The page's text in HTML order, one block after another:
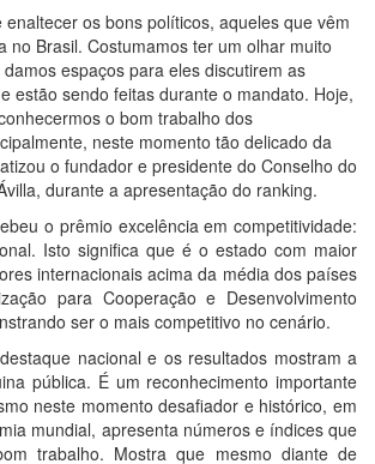
enaltecer os bons políticos, aqueles que vêm
no Brasil. Costumamos ter um olhar muito
espaços para eles discutirem as
estão sendo feitas durante o mandato. Hoje,
o bom trabalho dos
neste momento tão delicado da
o fundador e presidente do Conselho do
durante a apresentação do ranking.
o prêmio excelência em competitividade:
Isto significa que é o estado com maior
internacionais acima da média dos países
para Cooperação e Desenvolvimento
ser o mais competitivo no cenário.
nacional e os resultados mostram a
pública. É um reconhecimento importante
neste momento desafiador e histórico, em
mundial, apresenta números e índices que
trabalho. Mostra que mesmo diante de